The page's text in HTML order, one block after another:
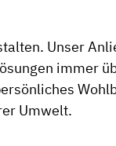
Unser
immer
Umwelt.